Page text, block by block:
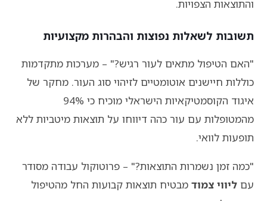
והתוצאות הצפויות.
תשובות לשאלות נפוצות והבהרות מקצועיות
"האם הטיפול מתאים לעור רגיש?" – מערכות מתקדמות
כוללות חיישנים אוטומטיים לזיהוי סוג העור. מחקר של
איגוד הקוסמטיקאיות הישראלי מוכיח כי 94%
מהמטופלות עם עור כהה דיווחו על תוצאות מיטביות ללא
תופעות לוואי.
"כמה זמן נשמרות התוצאות?" – פרוטוקול עבודה מסודר
עם ליווי צמוד מבטיח תוצאות קבועות החל מהטיפול